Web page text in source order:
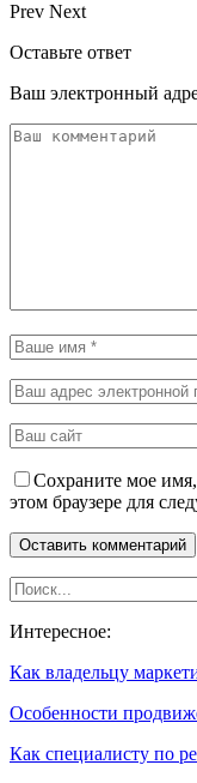
Prev Next
Оставьте ответ
Ваш электронный
Сохраните мое
этом браузере для
Интересное:
Как владельцу
Особенности
Как специалисту по